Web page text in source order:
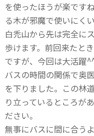
を使ったほうが楽です
る木が邪魔で使いにく
白禿山から先は完全に
歩けます。前回来たと
ですが、今回は大活躍
バスの時間の関係で奥
を下りました。この林
り立っているところが
ださい。
無事にバスに間に合う